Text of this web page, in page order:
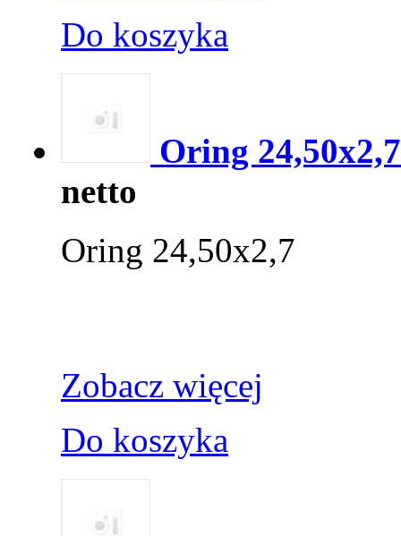
Do koszyka
Oring 24,50x2,7
netto
Oring 24,50x2,7
Zobacz więcej
Do koszyka